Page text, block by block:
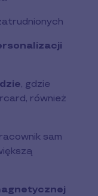
, gdzie
również
sam